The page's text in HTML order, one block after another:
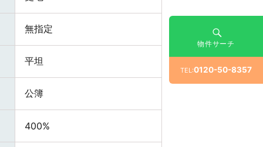
無指定
平坦
公簿
400%
物件サーチ
TEL:0120-50-8357